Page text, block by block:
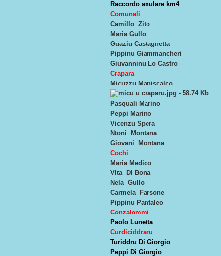
Raccordo anulare km4
Comunali
Camillo Zito
Maria Gullo
Guaziu Castagnetta
Pippinu Giammancheri
Giuvanninu Lo Castro
Crapara
Micuzzu Maniscalco
Pasquali Marino
Peppi Marino
Vicenzu Spera
Ntoni Montana
Giovani Montana
Cochi
Maria Medico
Vita Di Bona
Nela Gullo
Carmela Farsone
Pippinu Pantaleo
Conzalemmi
Paolo Lunetta
Curdiciddraru
Turiddru Di Giorgio
Peppi Di Giorgio